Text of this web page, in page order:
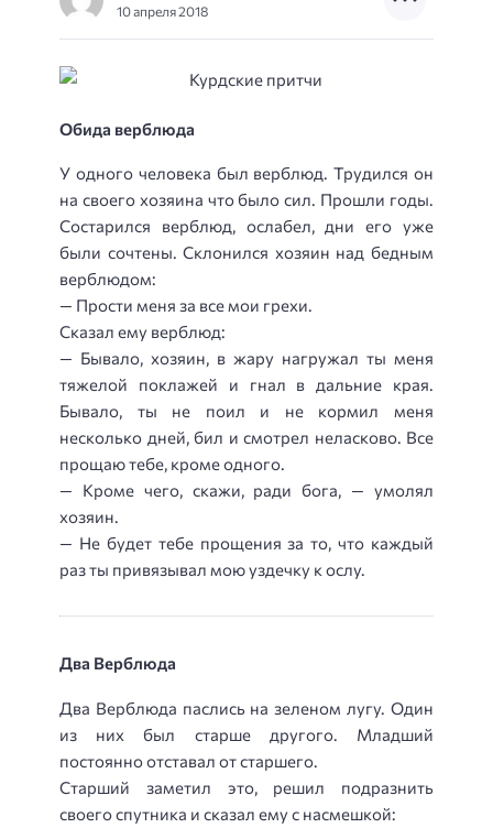
10 апреля 2018
Обида верблюда
У одного человека был верблюд. Трудился он
на своего хозяина что было сил. Прошли годы.
Состарился верблюд, ослабел, дни его уже
были сочтены. Склонился хозяин над бедным
верблюдом:
— Прости меня за все мои грехи.
Сказал ему верблюд:
— Бывало, хозяин, в жару нагружал ты меня
тяжелой поклажей и гнал в дальние края.
Бывало, ты не поил и не кормил меня
несколько дней, бил и смотрел неласково. Все
прощаю тебе, кроме одного.
— Кроме чего, скажи, ради бога, — умолял
хозяин.
— Не будет тебе прощения за то, что каждый
раз ты привязывал мою уздечку к ослу.
Два Верблюда
Два Верблюда паслись на зеленом лугу. Один
из них был старше другого. Младший
постоянно отставал от старшего.
Старший заметил это, решил подразнить
своего спутника и сказал ему с насмешкой: